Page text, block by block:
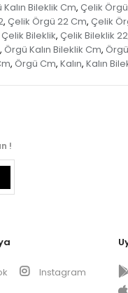
Bileklik Cm, Çelik
, Çelik Örgü 22 Cm, Çelik
Çelik Bileklik, Çelik Bileklik 22
, Örgü Kalın Bileklik Cm,
, Örgü Cm, Kalın, Kalın
!
Instagram